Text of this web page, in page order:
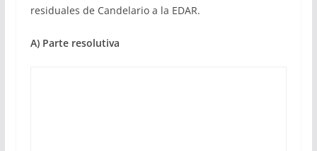
residuales de Candelario a la EDAR.
A) Parte resolutiva